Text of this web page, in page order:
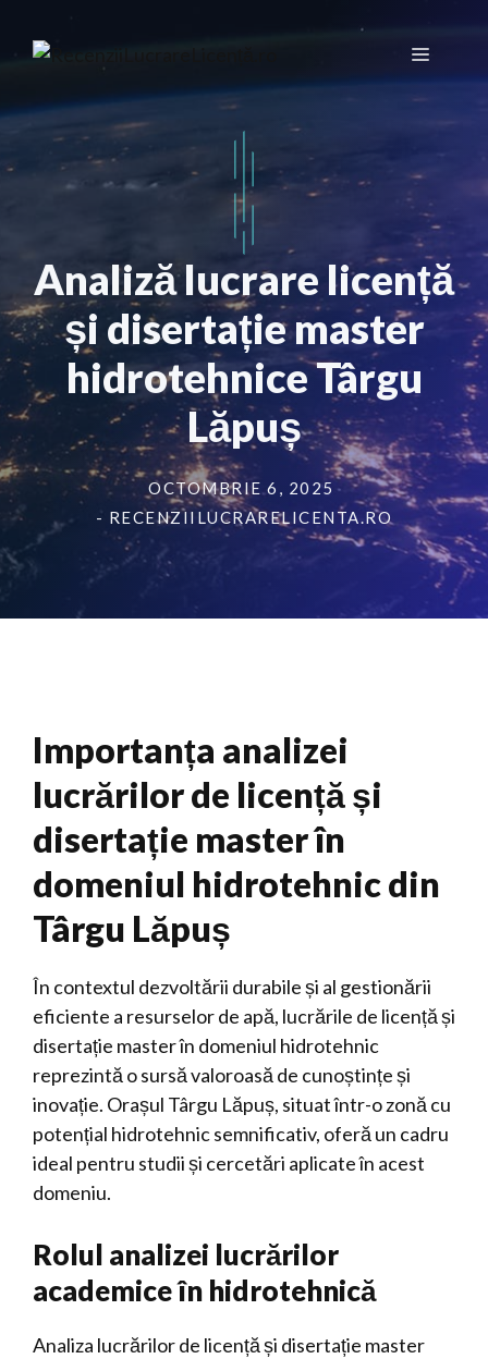
Meniu
Analiză lucrare licență
și disertație master
hidrotehnice Târgu
Lăpuș
OCTOMBRIE 6, 2025
- RECENZIILUCRARELICENTA.RO
Importanța analizei
lucrărilor de licență și
disertație master în
domeniul hidrotehnic din
Târgu Lăpuș
În contextul dezvoltării durabile și al gestionării
eficiente a resurselor de apă, lucrările de licență și
disertație master în domeniul hidrotehnic
reprezintă o sursă valoroasă de cunoștințe și
inovație. Orașul Târgu Lăpuș, situat într-o zonă cu
potențial hidrotehnic semnificativ, oferă un cadru
ideal pentru studii și cercetări aplicate în acest
domeniu.
Rolul analizei lucrărilor
academice în hidrotehnică
Analiza lucrărilor de licență și disertație master